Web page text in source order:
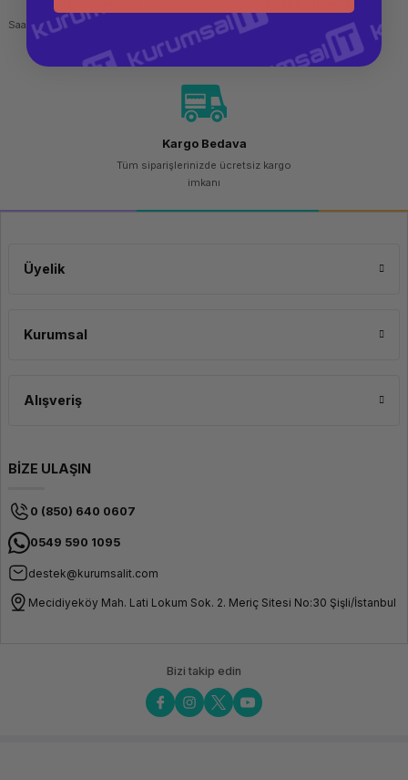
Hızlı Gönderi
Saat 15.00'a kadar yapılan siparişlerde
Güvenli Alışveriş
256 bit SSL sertifikası
Kargo Bedava
Tüm siparişlerinizde ücretsiz kargo
imkanı
Üyelik
Kurumsal
Alışveriş
BİZE ULAŞIN
0 (850) 640 0607
0549 590 1095
destek@kurumsalit.com
Mecidiyeköy Mah. Lati Lokum Sok. 2. Meriç Sitesi No:30 Şişli/İstanbul
Bizi takip edin